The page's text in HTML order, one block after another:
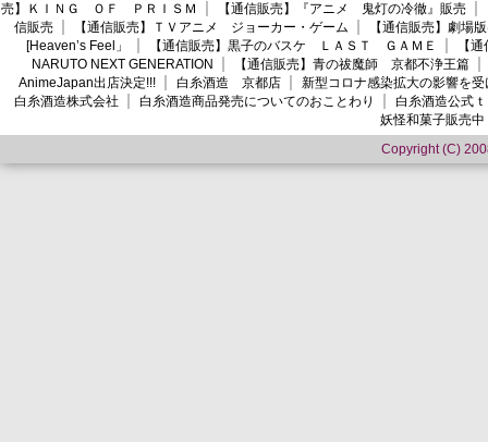
売】ＫＩＮＧ ＯＦ ＰＲＩＳＭ
【通信販売】『アニメ 鬼灯の冷徹』販売
信販売
【通信販売】ＴＶアニメ ジョーカー・ゲーム
【通信販売】劇場
[Heaven’s Feel」
【通信販売】黒子のバスケ ＬＡＳＴ ＧＡＭＥ
【
NARUTO NEXT GENERATION
【通信販売】青の祓魔師 京都不浄王篇
AnimeJapan出店決定!!!
白糸酒造 京都店
新型コロナ感染拡大の影響を
白糸酒造株式会社
白糸酒造商品発売についてのおことわり
白糸酒造公式
妖怪和菓子販売中
Copyright (C)